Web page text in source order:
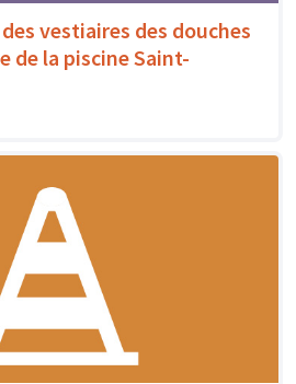
vestiaires des douches
de la piscine Saint-